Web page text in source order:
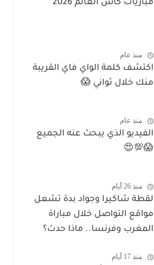
مباريات كأس العالم 2026
منذ عام
اكتشف كلمة الواي فاي القريبة
منك خلال ثواني 😱
منذ عام
الفيديو الذي يبحث عنه الجميع
😱💯😍
منذ 26 أيام
لقطة شاكيرا وجواد بدة تشعل
مواقع التواصل خلال مباراة
المغرب وفرنسا.. ماذا حدث؟
منذ 17 أيام